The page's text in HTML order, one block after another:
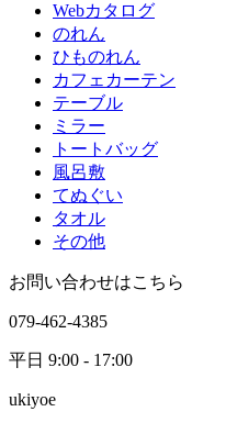
Webカタログ
のれん
ひものれん
カフェカーテン
テーブル
ミラー
トートバッグ
風呂敷
てぬぐい
タオル
その他
お問い合わせはこちら
079-462-4385
平日 9:00 - 17:00
ukiyoe